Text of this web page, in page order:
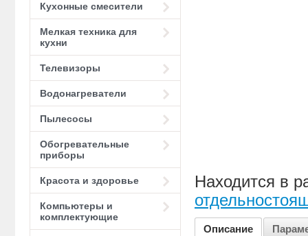
Кухонные смесители
Мелкая техника для
кухни
Телевизоры
Водонагреватели
Пылесосы
Обогревательные
приборы
Красота и здоровье
Компьютеры и
комплектующие
Находится в
Описание